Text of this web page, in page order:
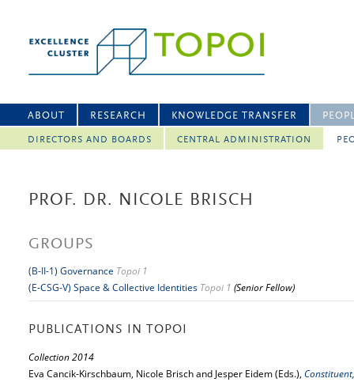
ABOUT RESEARCH KNOWLEDGE TRANSFER
DIRECTORS AND BOARDS CENTRAL ADMINISTRATION
PROF. DR. NICOLE BRISCH
GROUPS
(B-II-1) Governance Topoi 1
(E-CSG-V) Space & Collective Identities Topoi 1 (Senior Fellow)
PUBLICATIONS IN TOPOI
Collection 2014
Eva Cancik-Kirschbaum, Nicole Brisch and Jesper Eidem (Eds.),